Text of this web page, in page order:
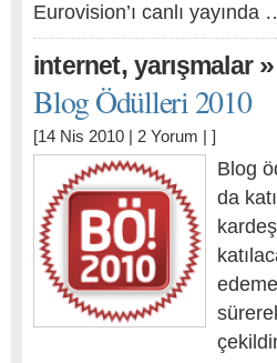
Eurovision’ı canlı yayında
i̇nternet, yarışmalar»
Blog Ödülleri 2010
[14 Nis 2010 | 2 Yorum | ]
Blog
da